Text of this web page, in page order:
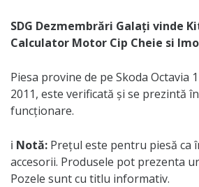
SDG Dezmembrări Galați vinde
Calculator Motor Cip Cheie si
Piesa provine de pe Skoda Octavia
2011, este verificată și se prezintă
funcționare.
ℹ️ Notă: Prețul este pentru piesă ca
accesorii. Produsele pot prezenta
Pozele sunt cu titlu informativ.